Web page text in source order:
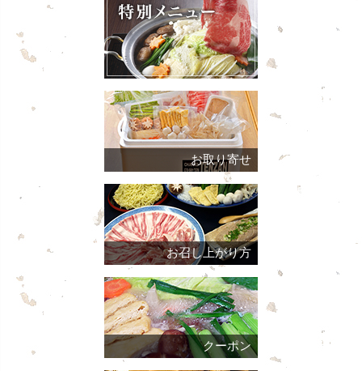
お取り寄せ
お召し上がり方
クーポン